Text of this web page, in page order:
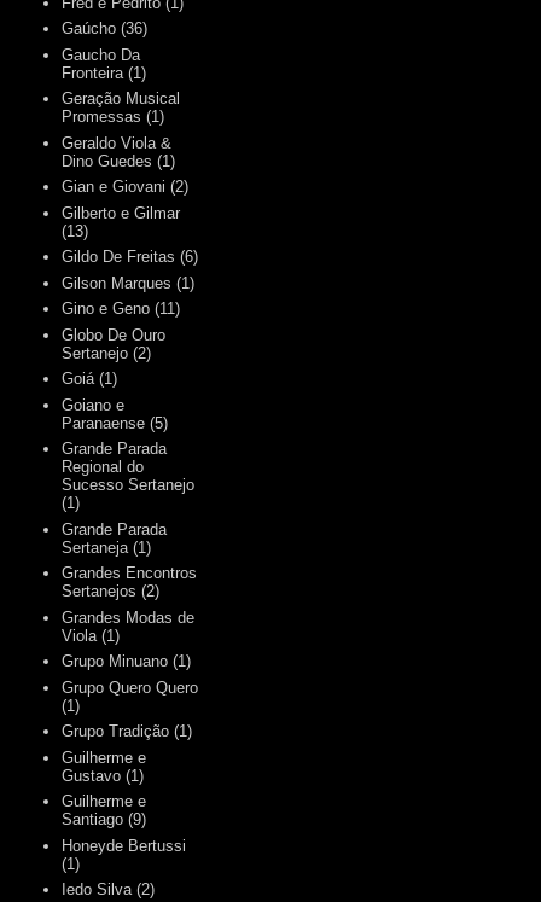
Gaúcho (36)
Gaucho Da
Fronteira (1)
Geração Musical
Promessas (1)
Geraldo Viola &
Dino Guedes (1)
Gian e Giovani (2)
Gilberto e Gilmar
(13)
Gildo De Freitas (6)
Gilson Marques (1)
Gino e Geno (11)
Globo De Ouro
Sertanejo (2)
Goiá (1)
Goiano e
Paranaense (5)
Grande Parada
Regional do
Sucesso Sertanejo
(1)
Grande Parada
Sertaneja (1)
Grandes Encontros
Sertanejos (2)
Grandes Modas de
Viola (1)
Grupo Minuano (1)
Grupo Quero Quero
(1)
Grupo Tradição (1)
Guilherme e
Gustavo (1)
Guilherme e
Santiago (9)
Honeyde Bertussi
(1)
Iedo Silva (2)